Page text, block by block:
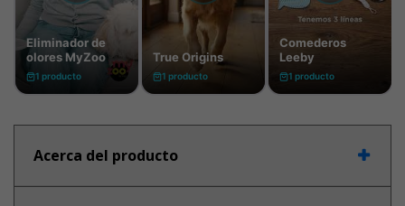
Acerca del producto